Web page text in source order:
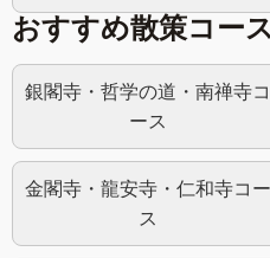
おすすめ散策コース
銀閣寺・哲学の道・南禅寺コ
ース
金閣寺・龍安寺・仁和寺コー
ス